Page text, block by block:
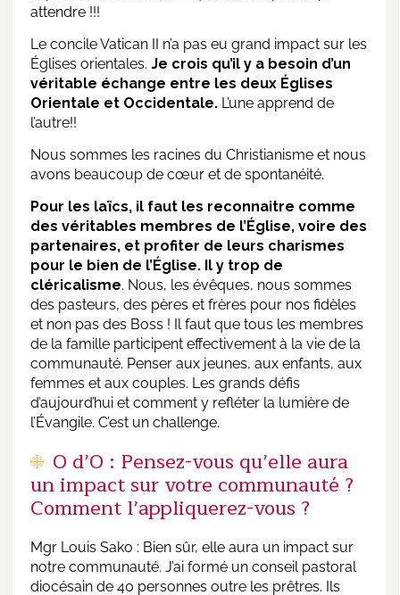
attendre !!!
Le concile Vatican II n’a pas eu grand impact sur les
Églises orientales. Je crois qu’il y a besoin d’un
véritable échange entre les deux Églises
Orientale et Occidentale. L’une apprend de
l’autre!!
Nous sommes les racines du Christianisme et nous
avons beaucoup de cœur et de spontanéité.
Pour les laïcs, il faut les reconnaitre comme
des véritables membres de l’Église, voire des
partenaires, et profiter de leurs charismes
pour le bien de l’Église. Il y trop de
cléricalisme. Nous, les évêques, nous sommes
des pasteurs, des pères et frères pour nos fidèles
et non pas des Boss ! Il faut que tous les membres
de la famille participent effectivement à la vie de la
communauté. Penser aux jeunes, aux enfants, aux
femmes et aux couples. Les grands défis
d’aujourd’hui et comment y refléter la lumière de
l’Évangile. C’est un challenge.
O d’O : Pensez-vous qu’elle aura
un impact sur votre communauté ?
Comment l’appliquerez-vous ?
Mgr Louis Sako : Bien sûr, elle aura un impact sur
notre communauté. J’ai formé un conseil pastoral
diocésain de 40 personnes outre les prêtres. Ils